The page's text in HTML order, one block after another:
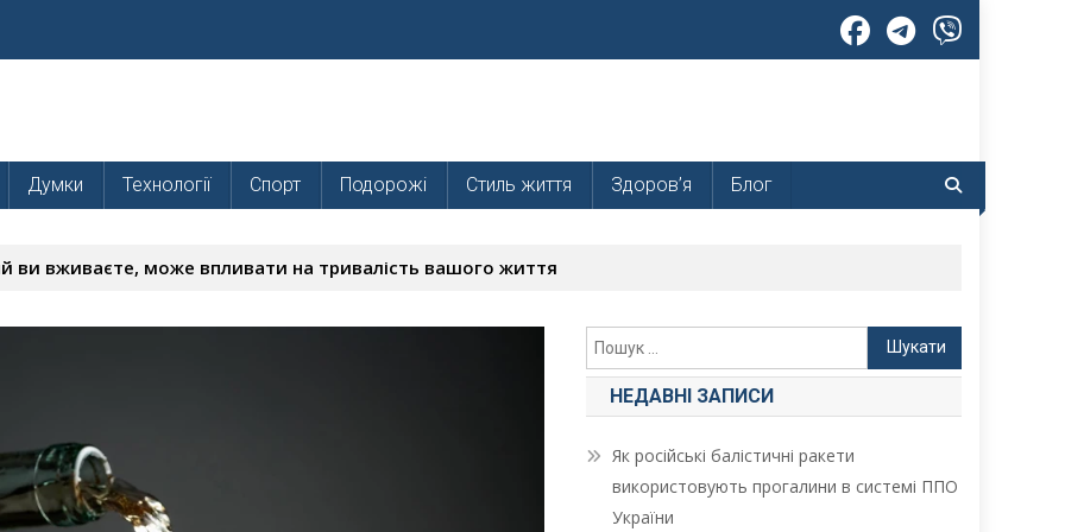
Думки Технології Спорт Подорожі Стиль життя Здоров’я Блог
ви вживаєте, може впливати на тривалість вашого життя
Пошук:
НЕДАВНІ ЗАПИСИ
Як російські балістичні ракети
використовують прогалини в системі ППО
України